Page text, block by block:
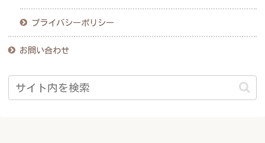
プライバシーポリシー
お問い合わせ